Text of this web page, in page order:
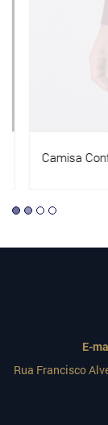
Camisa
E-
Rua Francisco